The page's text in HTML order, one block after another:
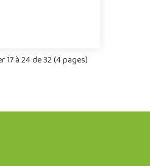
17 à 24 de 32 (4 pages)